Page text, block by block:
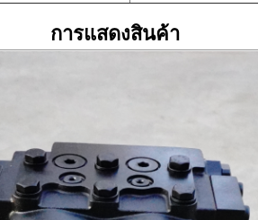
การแสดงสินค้า